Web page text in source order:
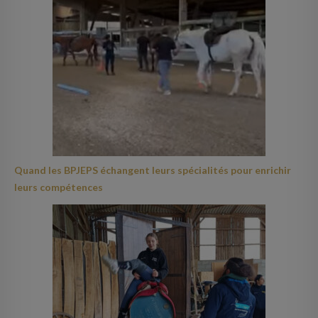
Quand les BPJEPS échangent leurs spécialités pour enrichir
leurs compétences